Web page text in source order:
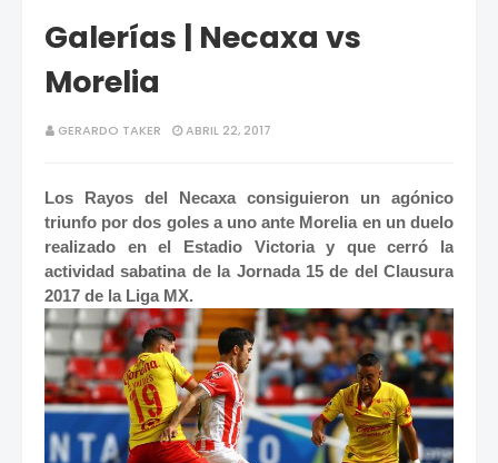
Galerías | Necaxa vs
Morelia
GERARDO TAKER ABRIL 22, 2017
Los Rayos del Necaxa consiguieron un agónico
triunfo por dos goles a uno ante Morelia en un duelo
realizado en el Estadio Victoria y que cerró la
actividad sabatina de la Jornada 15 de del Clausura
2017 de la Liga MX.